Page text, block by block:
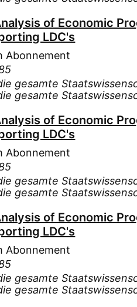
of Economic
LDC's
Abonnement
gesamte
gesamte
of Economic
LDC's
Abonnement
gesamte
gesamte
of Economic
LDC's
Abonnement
gesamte
gesamte